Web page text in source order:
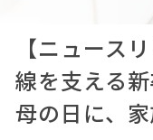
【ニュース
線を支える
母の日に、